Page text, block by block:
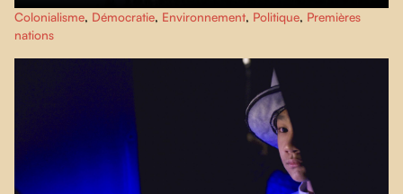
Ce film nous ramène à l’origine de deux grandes révolutions : l’expansion
fulgurante d’Hydro-Québec avec la construction du complexe La Grande,
et l’éveil des nations autochtones du Nord du Québec.
Colonialisme, Démocratie, Environnement, Politique, Premières
nations